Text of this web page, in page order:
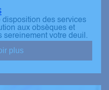
disposition des services
aux obsèques et
sereinement votre deuil.
plus